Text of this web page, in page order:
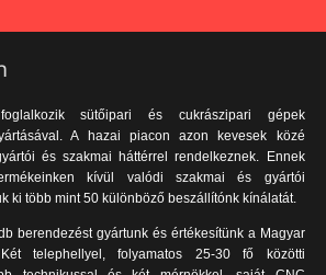
sütőipari és cukrászipari gépek
A hazai piacon azon kevesek közé
és szakmai háttérrel rendelkeznek. Ennek
kívül valódi szakmai és gyártói
ki több mint 50 különböző beszállítónk kínálatát.
berendezést gyártunk és értékesítünk a Magyar
telephellyel, folyamatos 25-30 fő közötti